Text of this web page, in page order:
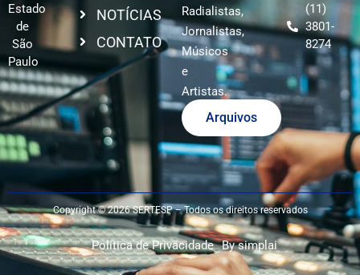
Estado
de
São
Paulo
NOTÍCIAS
CONTATO
Radialistas,
Jornalistas,
Músicos
e
Artistas.
Arquivos
(11)
3801-
8274
Copyright © 2026 SERTESP – Todos os direitos reservados
Política de Privacidade By simplai